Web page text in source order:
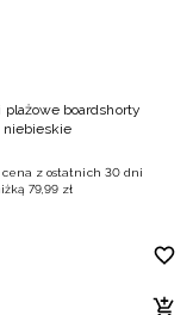
plażowe boardshorty
cena z ostatnich 30 dni
79,99 zł